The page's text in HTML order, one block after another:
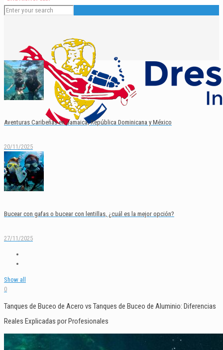
Español
English
Aventuras Caribeñas en Jamaica, República Dominicana y México
20/11/2025
Bucear con gafas o bucear con lentillas, ¿cuál es la mejor opción?
27/11/2025
Show all
0
Tanques de Buceo de Acero vs Tanques de Buceo de Aluminio: Diferencias
Reales Explicadas por Profesionales